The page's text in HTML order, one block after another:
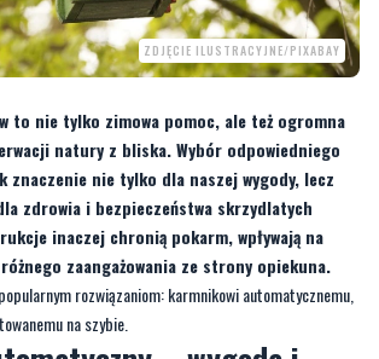
to nie tylko zimowa pomoc, ale też ogromna
natury z bliska. Wybór odpowiedniego
zdrowia i bezpieczeństwa skrzydlatych
inaczej chronią pokarm, wpływają na
zaangażowania ze strony opiekuna.
rozwiązaniom: karmnikowi automatycznemu,
na szybie.
– wygoda i
nowoczesne rozwiązanie, które stopniowo dozuje